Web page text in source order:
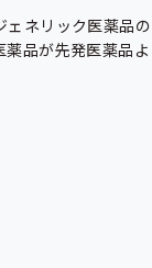
ネリック医薬品の
品が先発医薬品よ